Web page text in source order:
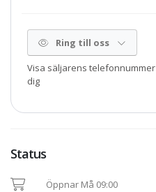
Ring till oss
Visa säljarens
dig
Status
Öppnar Må 09:00